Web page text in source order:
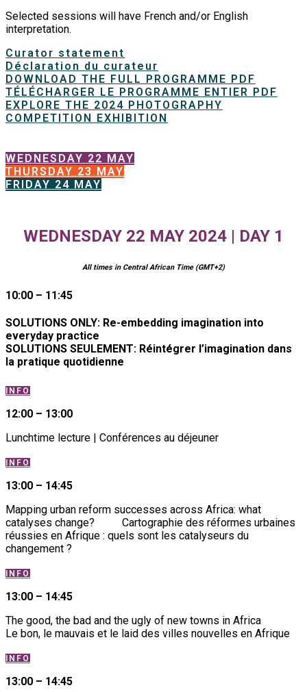
Selected sessions will have French and/or English
interpretation.
Curator statement
Déclaration du curateur
DOWNLOAD THE FULL PROGRAMME PDF
TÉLÉCHARGER LE PROGRAMME ENTIER PDF
EXPLORE THE 2024 PHOTOGRAPHY
COMPETITION EXHIBITION
WEDNESDAY 22 MAY
THURSDAY 23 MAY
FRIDAY 24 MAY
WEDNESDAY 22 MAY 2024 | DAY 1
All times in Central African Time (GMT+2)
10:00 – 11:45
SOLUTIONS ONLY: Re-embedding imagination into
everyday practice
SOLUTIONS SEULEMENT: Réintégrer l’imagination dans
la pratique quotidienne
INFO
12:00 – 13:00
Lunchtime lecture | Conférences au déjeuner
INFO
13:00 – 14:45
Mapping urban reform successes across Africa: what
catalyses change? Cartographie des réformes urbaines
réussies en Afrique : quels sont les catalyseurs du
changement ?
INFO
13:00 – 14:45
The good, the bad and the ugly of new towns in Africa
Le bon, le mauvais et le laid des villes nouvelles en Afrique
INFO
13:00 – 14:45